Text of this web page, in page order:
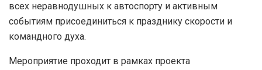
всех неравнодушных к автоспорту и активным
событиям присоединиться к празднику скорости и
командного духа.
Мероприятие проходит в рамках проекта